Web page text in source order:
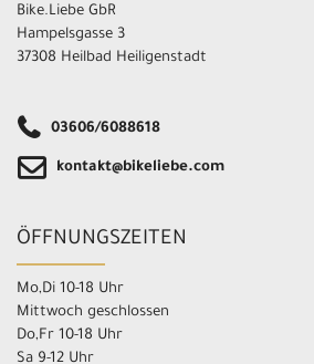
Bike.Liebe GbR
Hampelsgasse 3
37308 Heilbad Heiligenstadt
03606/6088618
kontakt@bikeliebe.com
ÖFFNUNGSZEITEN
Mo,Di 10-18 Uhr
Mittwoch geschlossen
Do,Fr 10-18 Uhr
Sa 9-12 Uhr